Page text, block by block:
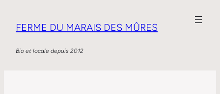
FERME DU MARAIS DES MÛRES
Bio et locale depuis 2012